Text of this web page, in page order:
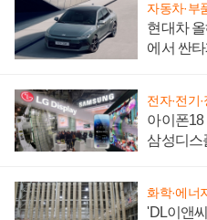
자동차·부
현대차
에서 싼
전자·전기
아이폰18
삼성디스
화학·에너
'DL이앤